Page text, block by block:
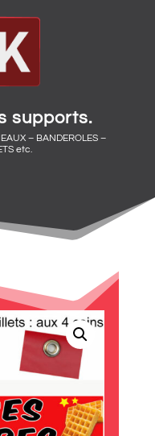
supports.
– BANDEROLES –
etc.